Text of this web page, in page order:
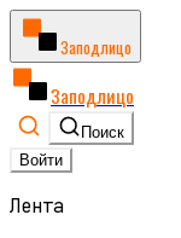
Заподлицо
Заподлицо
Поиск
Войти
Лента